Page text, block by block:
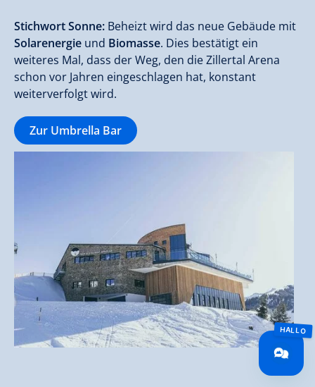
Stichwort Sonne: Beheizt wird das neue Gebäude mit
Solarenergie und Biomasse. Dies bestätigt ein
weiteres Mal, dass der Weg, den die Zillertal Arena
schon vor Jahren eingeschlagen hat, konstant
weiterverfolgt wird.
Zur Umbrella Bar